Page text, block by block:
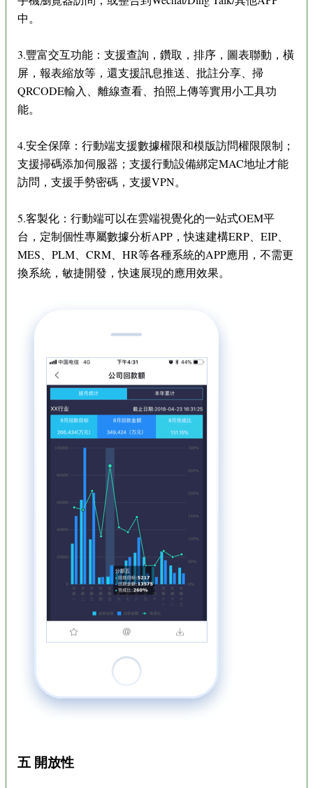
中。
3.豐富交互功能：支援查詢，鑽取，排序，圖表聯動，橫
屏，報表縮放等，還支援訊息推送、批註分享、掃
QRCODE輸入、離線查看、拍照上傳等實用小工具功
能。
4.安全保障：行動端支援數據權限和模版訪問權限限制；
支援掃碼添加伺服器；支援行動設備綁定MAC地址才能
訪問，支援手勢密碼，支援VPN。
5.客製化：行動端可以在雲端視覺化的一站式OEM平
台，定制個性專屬數據分析APP，快速建構ERP、EIP、
MES、PLM、CRM、HR等各種系統的APP應用，不需更
換系統，敏捷開發，快速展現的應用效果。
五 開放性